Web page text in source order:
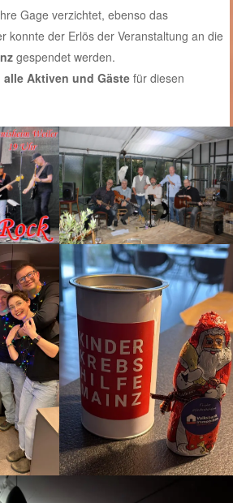
Gage verzichtet, ebenso das
konnte der Erlös der Veranstaltung an die
gespendet werden.
alle Aktiven und Gäste für diesen